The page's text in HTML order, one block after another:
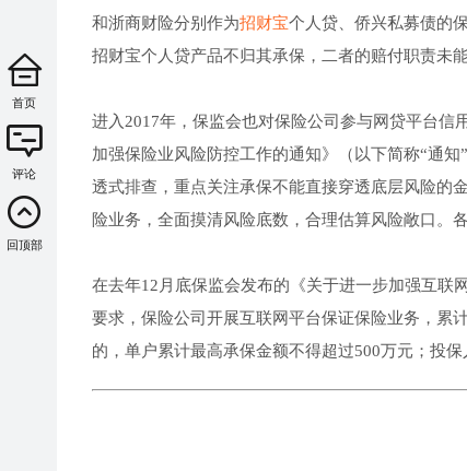
和浙商财险分别作为招财宝个人贷、侨兴私募债的
招财宝个人贷产品不归其承保，二者的赔付职责未
进入2017年，保监会也对保险公司参与网贷平台
加强保险业风险防控工作的通知》（以下简称“通
透式排查，重点关注承保不能直接穿透底层风险的
险业务，全面摸清风险底数，合理估算风险敞口。
在去年12月底保监会发布的《关于进一步加强互联
要求，保险公司开展互联网平台保证保险业务，累
的，单户累计最高承保金额不得超过500万元；投
首页
评论
回顶部